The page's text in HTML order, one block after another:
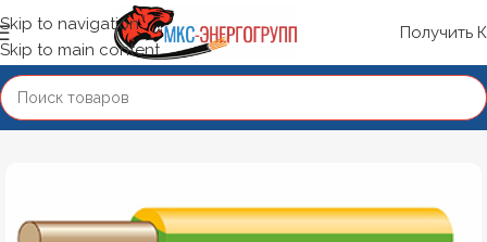
Skip to navigation
Skip to main content
Получить